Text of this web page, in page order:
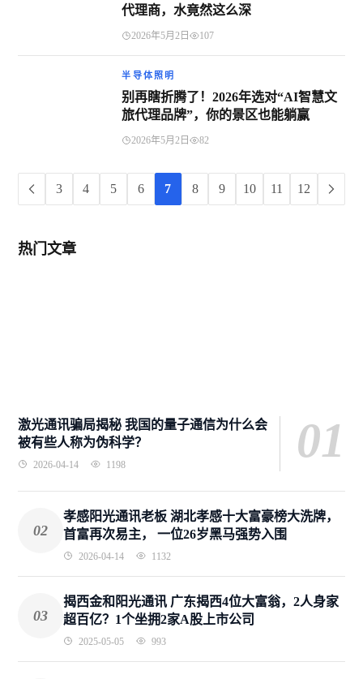
代理商，水竟然这么深
2026年5月2日 107
半导体照明
别再瞎折腾了！2026年选对“AI智慧文
旅代理品牌”，你的景区也能躺赢
2026年5月2日 82
3 4 5 6 7 8 9 10 11 12
热门文章
激光通讯骗局揭秘 我国的量子通信为什么会
被有些人称为伪科学？
2026-04-14 1198 01
02
孝感阳光通讯老板 湖北孝感十大富豪榜大洗牌，
首富再次易主， 一位26岁黑马强势入围
2026-04-14 1132
03
揭西金和阳光通讯 广东揭西4位大富翁，2人身家
超百亿？1个坐拥2家A股上市公司
2025-05-05 993